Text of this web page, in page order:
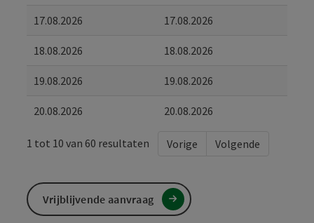
17.08.2026 17.08.2026
18.08.2026 18.08.2026
19.08.2026 19.08.2026
20.08.2026 20.08.2026
1 tot 10 van 60 resultaten Vorige Volgende
Vrijblijvende aanvraag